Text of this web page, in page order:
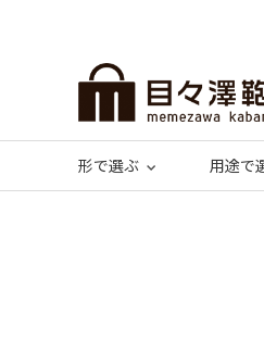
形で選ぶ 用途で